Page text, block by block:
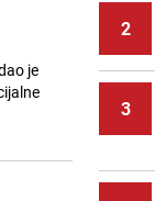
je
2
3